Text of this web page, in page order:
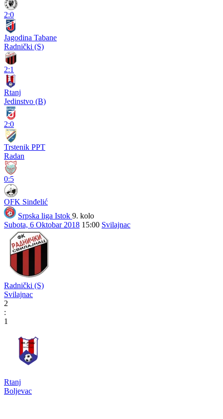
2:0
Jagodina Tabane
Radnički (S)
2:1
Rtanj
Jedinstvo (B)
2:0
Trstenik PPT
Radan
0:5
OFK Sinđelić
Srpska liga Istok 9. kolo
Subota, 6 Oktobar 2018 15:00 Svilajnac
Radnički (S)
Svilajnac
2
:
1
Rtanj
Boljevac